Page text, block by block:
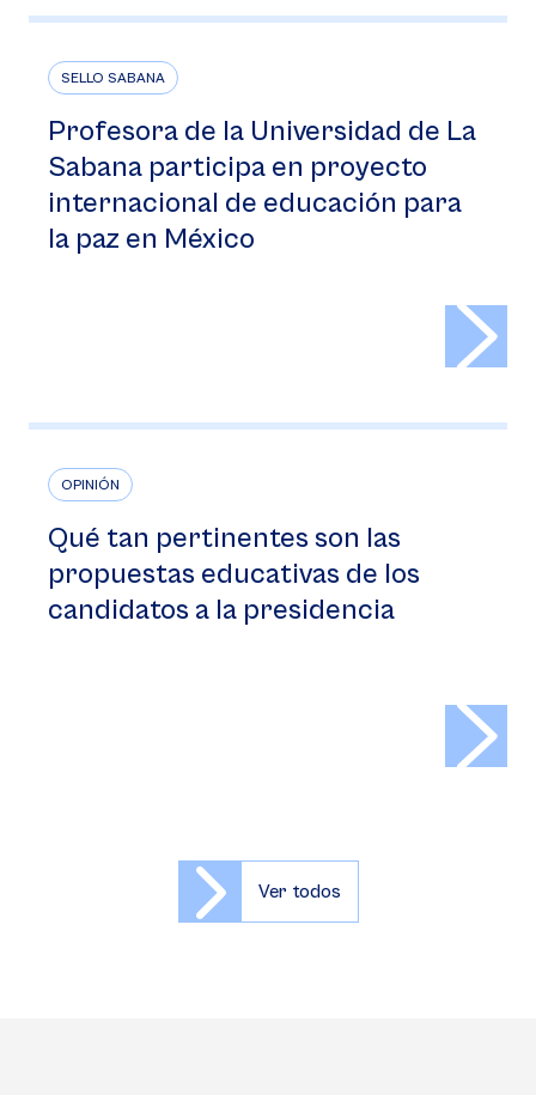
SELLO SABANA
Profesora de la Universidad de La
Sabana participa en proyecto
internacional de educación para
la paz en México
OPINIÓN
Qué tan pertinentes son las
propuestas educativas de los
candidatos a la presidencia
Ver todos